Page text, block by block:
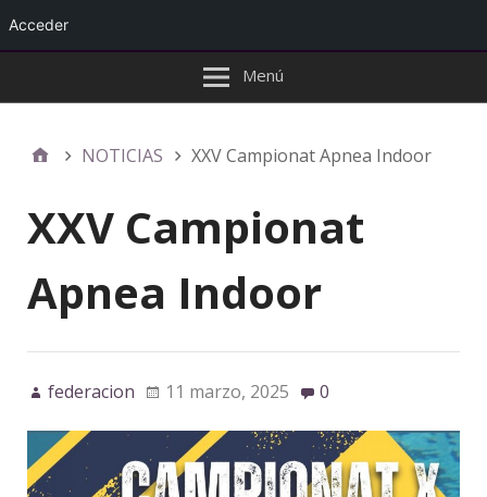
Menú
NOTICIAS XXV Campionat Apnea Indoor
XXV Campionat
Apnea Indoor
federacion 11 marzo, 2025 0
Acceder